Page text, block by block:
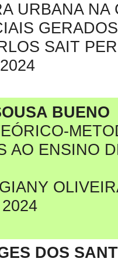
URBANA
SAIT
BUENO
AO ENSINO
DOS